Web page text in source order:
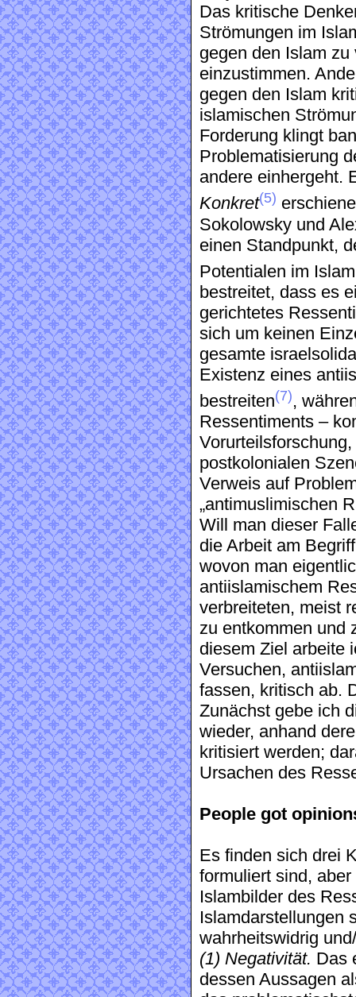
Das kritische
Strömungen im
gegen den Islam
einzustimmen.
gegen den Islam
islamischen
Forderung klingt
Problematisierung
andere einhergeht.
Konkret(5)
Sokolowsky und
einen Standpunkt,
Potentialen im
bestreitet, dass es
gerichtetes
sich um keinen
gesamte
Existenz eines
bestreiten(7),
Ressentiments –
postkolonialen
Verweis auf
„antimuslimischen
Will man dieser
die Arbeit am
wovon man
antiislamischem
verbreiteten, meist
zu entkommen und
diesem Ziel arbeite
Versuchen,
fassen, kritisch ab.
Zunächst gebe ich
wieder, anhand
kritisiert werden;
Ursachen des
People got
Es finden sich drei
formuliert sind,
Islambilder des
Islamdarstellungen
wahrheitswidrig
(1) Negativität. Das
dessen Aussagen